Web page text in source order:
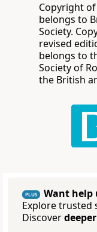
Copyright
belongs to
Society.
revised
belongs to
Society of
the British
PLUS
Want help
Explore trusted
Discover